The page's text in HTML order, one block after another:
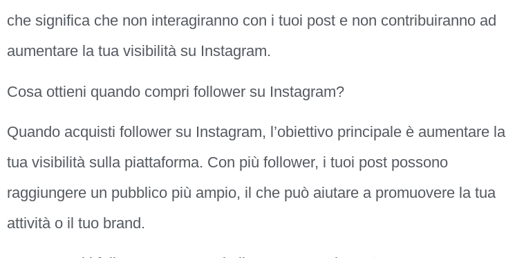
che significa che non interagiranno con i tuoi post e non contribuiranno ad
aumentare la tua visibilità su Instagram.
Cosa ottieni quando compri follower su Instagram?
Quando acquisti follower su Instagram, l’obiettivo principale è aumentare la
tua visibilità sulla piattaforma. Con più follower, i tuoi post possono
raggiungere un pubblico più ampio, il che può aiutare a promuovere la tua
attività o il tuo brand.